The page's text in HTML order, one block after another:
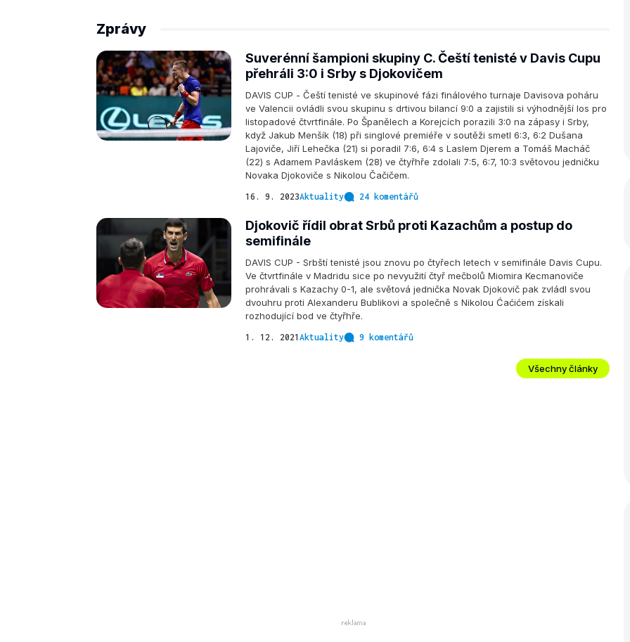
Zprávy
Suverénní šampioni skupiny C. Čeští tenisté v Davis Cupu
přehráli 3:0 i Srby s Djokovičem
DAVIS CUP - Čeští tenisté ve skupinové fázi finálového turnaje Davisova poháru
ve Valencii ovládli svou skupinu s drtivou bilancí 9:0 a zajistili si výhodnější los pro
listopadové čtvrtfinále. Po Španělech a Korejcích porazili 3:0 na zápasy i Srby,
když Jakub Menšík (18) při singlové premiéře v soutěži smetl 6:3, 6:2 Dušana
Lajoviče, Jiří Lehečka (21) si poradil 7:6, 6:4 s Laslem Djerem a Tomáš Macháč
(22) s Adamem Pavláskem (28) ve čtyřhře zdolali 7:5, 6:7, 10:3 světovou jedničku
Novaka Djokoviče s Nikolou Čačičem.
16. 9. 2023Aktuality 24 komentářů
Djokovič řídil obrat Srbů proti Kazachům a postup do
semifinále
DAVIS CUP - Srbští tenisté jsou znovu po čtyřech letech v semifinále Davis Cupu.
Ve čtvrtfinále v Madridu sice po nevyužití čtyř mečbolů Miomira Kecmanoviče
prohrávali s Kazachy 0-1, ale světová jednička Novak Djokovič pak zvládl svou
dvouhru proti Alexanderu Bublikovi a společně s Nikolou Ćaćićem získali
rozhodující bod ve čtyřhře.
1. 12. 2021Aktuality 9 komentářů
Všechny články